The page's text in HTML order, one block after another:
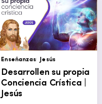
Enseñanzas Jesús
Desarrollen su propia
Conciencia Crística |
Jesús